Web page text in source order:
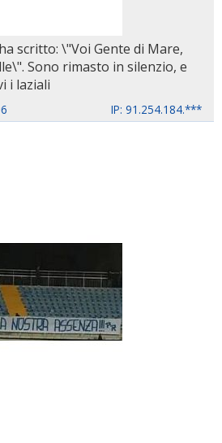
scritto: \"Voi Gente di Mare,
Sono rimasto in silenzio, e
i laziali
IP: 91.254.184.***